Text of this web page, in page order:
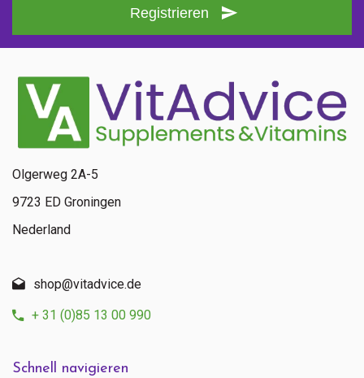
Registrieren
Schnell navigieren
Olgerweg 2A-5
9723 ED Groningen
Nederland
shop@vitadvice.de
+ 31 (0)85 13 00 990